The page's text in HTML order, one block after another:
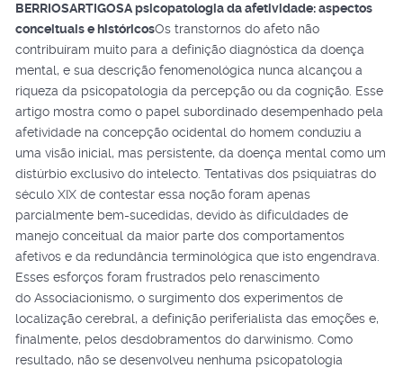
BERRIOSARTIGOSA psicopatologia da afetividade: aspectos
conceituais e históricosOs transtornos do afeto não
contribuíram muito para a definição diagnóstica da doença
mental, e sua descrição fenomenológica nunca alcançou a
riqueza da psicopatologia da percepção ou da cognição. Esse
artigo mostra como o papel subordinado desempenhado pela
afetividade na concepção ocidental do homem conduziu a
uma visão inicial, mas persistente, da doença mental como um
distúrbio exclusivo do intelecto. Tentativas dos psiquiatras do
século XIX de contestar essa noção foram apenas
parcialmente bem-sucedidas, devido às dificuldades de
manejo conceitual da maior parte dos comportamentos
afetivos e da redundância terminológica que isto engendrava.
Esses esforços foram frustrados pelo renascimento
do Associacionismo, o surgimento dos experimentos de
localização cerebral, a definição periferialista das emoções e,
finalmente, pelos desdobramentos do darwinismo. Como
resultado, não se desenvolveu nenhuma psicopatologia